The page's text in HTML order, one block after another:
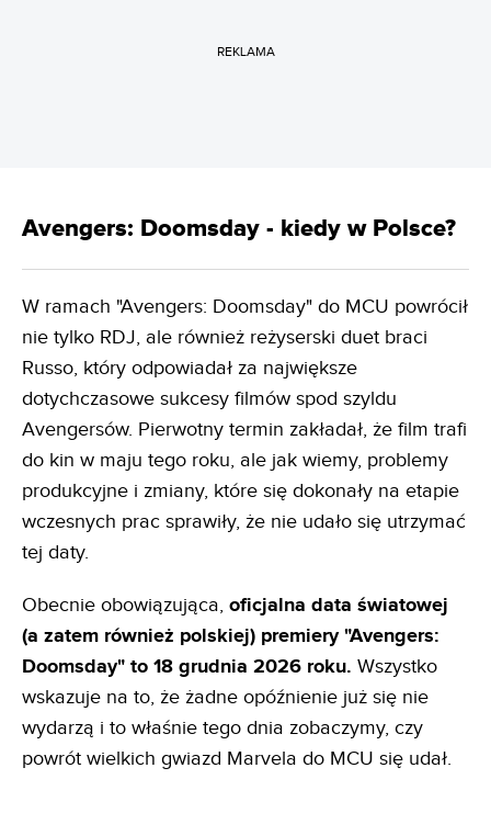
REKLAMA
Avengers: Doomsday - kiedy w Polsce?
W ramach "Avengers: Doomsday" do MCU powrócił
nie tylko RDJ, ale również reżyserski duet braci
Russo, który odpowiadał za największe
dotychczasowe sukcesy filmów spod szyldu
Avengersów. Pierwotny termin zakładał, że film trafi
do kin w maju tego roku, ale jak wiemy, problemy
produkcyjne i zmiany, które się dokonały na etapie
wczesnych prac sprawiły, że nie udało się utrzymać
tej daty.
Obecnie obowiązująca, oficjalna data światowej
(a zatem również polskiej) premiery "Avengers:
Doomsday" to 18 grudnia 2026 roku. Wszystko
wskazuje na to, że żadne opóźnienie już się nie
wydarzą i to właśnie tego dnia zobaczymy, czy
powrót wielkich gwiazd Marvela do MCU się udał.